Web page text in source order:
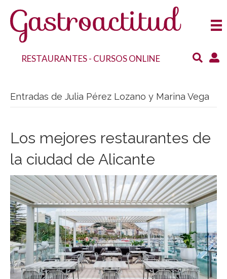
RESTAURANTES- CURSOS ONLINE
Entradas de Julia Pérez Lozano y Marina Vega
Los mejores restaurantes de
la ciudad de Alicante